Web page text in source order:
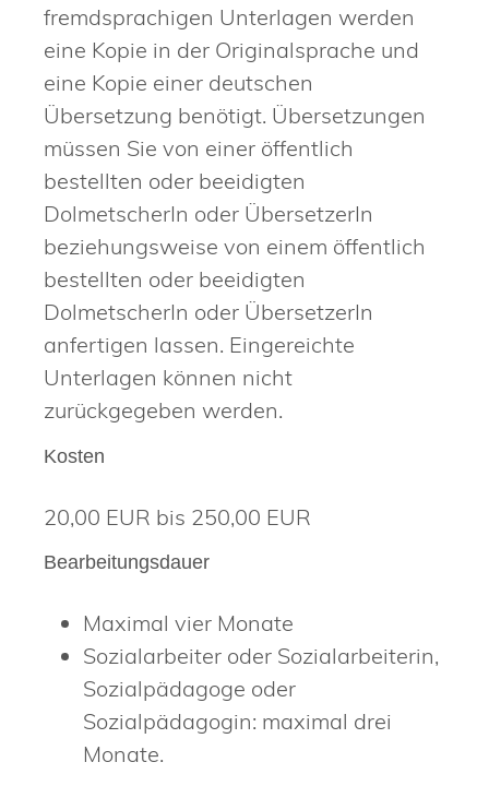
fremdsprachigen Unterlagen werden
eine Kopie in der Originalsprache und
eine Kopie einer deutschen
Übersetzung benötigt. Übersetzungen
müssen Sie von einer öffentlich
bestellten oder beeidigten
DolmetscherIn oder ÜbersetzerIn
beziehungsweise von einem öffentlich
bestellten oder beeidigten
DolmetscherIn oder ÜbersetzerIn
anfertigen lassen. Eingereichte
Unterlagen können nicht
zurückgegeben werden.
Kosten
20,00 EUR bis 250,00 EUR
Bearbeitungsdauer
Maximal vier Monate
Sozialarbeiter oder Sozialarbeiterin,
Sozialpädagoge oder
Sozialpädagogin: maximal drei
Monate.